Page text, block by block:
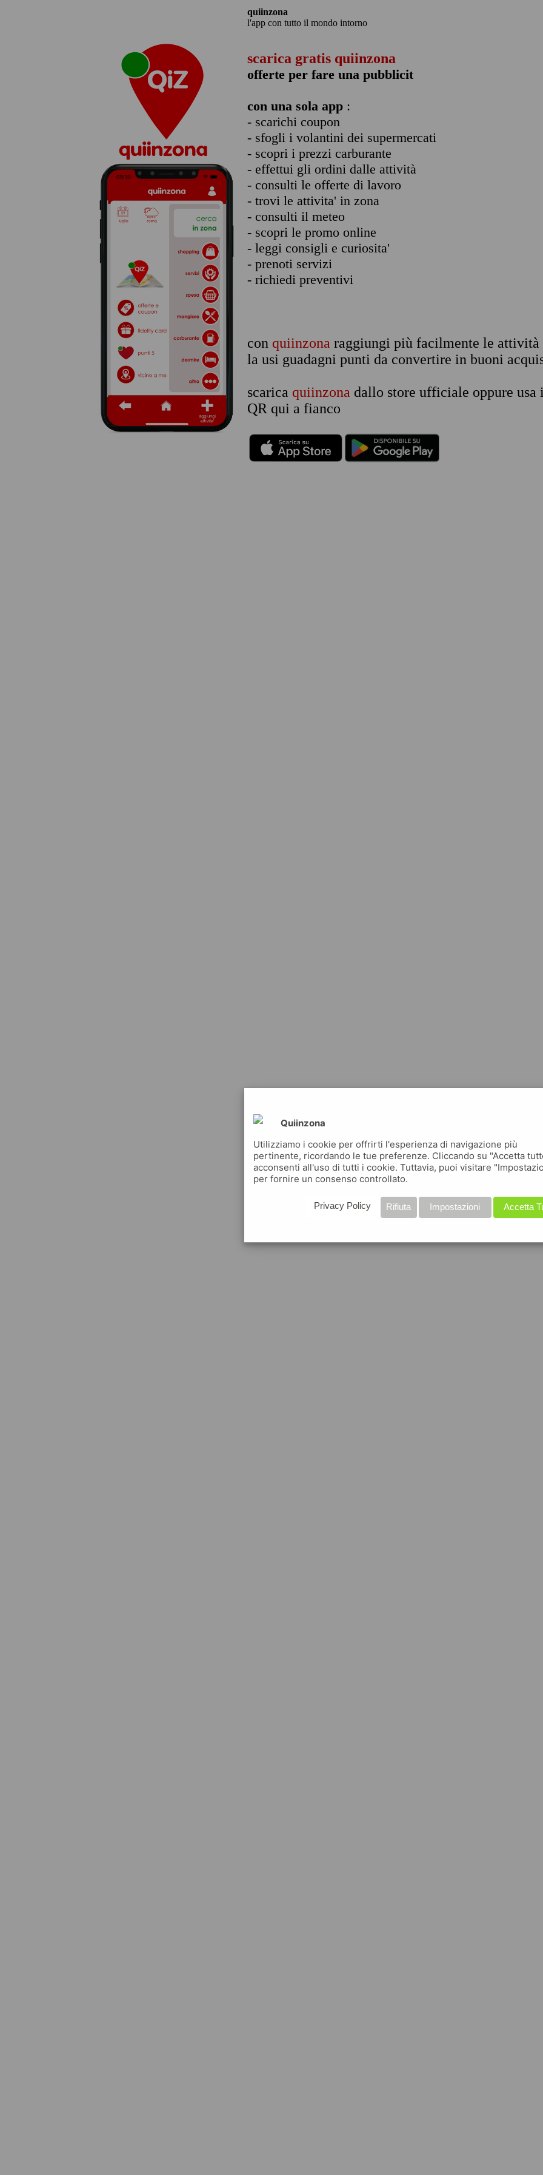
quiinzona
l'app con tutto il mondo intorno
scarica gratis quiinzona
offerte per fare una pubblicit
con una sola app :
- scarichi coupon
- sfogli i volantini dei supermercati
- scopri i prezzi carburante
- effettui gli ordini dalle attività
- consulti le offerte di lavoro
- trovi le attivita' in zona
- consulti il meteo
- scopri le promo online
- leggi consigli e curiosita'
- prenoti servizi
- richiedi preventivi
con quiinzona raggiungi più facilmente le attività
la usi guadagni punti da convertire in buoni
scarica quiinzona dallo store ufficiale oppure usa
QR qui a fianco
Quiinzona
Utilizziamo i cookie per offrirti l'esperienza di navigazione più
pertinente, ricordando le tue preferenze. Cliccando su "Accetta
acconsenti all'uso di tutti i cookie. Tuttavia, puoi visitare
per fornire un consenso controllato.
Accetta
Impostazioni
Rifiuta
Privacy Policy